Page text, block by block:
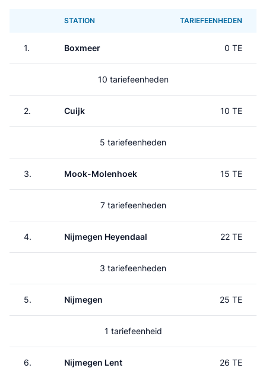
STATION TARIEFEENHEDEN
1. Boxmeer 0 TE
10 tariefeenheden
2. Cuijk 10 TE
5 tariefeenheden
3. Mook-Molenhoek 15 TE
7 tariefeenheden
4. Nijmegen Heyendaal 22 TE
3 tariefeenheden
5. Nijmegen 25 TE
1 tariefeenheid
6. Nijmegen Lent 26 TE